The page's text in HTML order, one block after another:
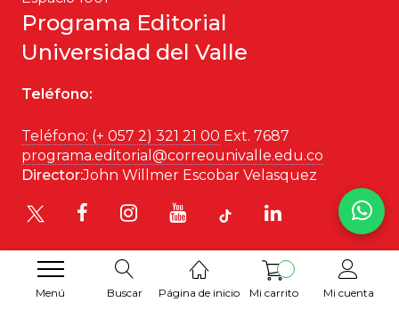
Menú Buscar Página de inicio Mi carrito Mi cuenta
Programa Editorial
Universidad del Valle
Teléfono:
Teléfono: (+ 057 2) 321 21 00 Ext. 7687
programa.editorial@correounivalle.edu.co
Director:John Willmer Escobar Velasquez